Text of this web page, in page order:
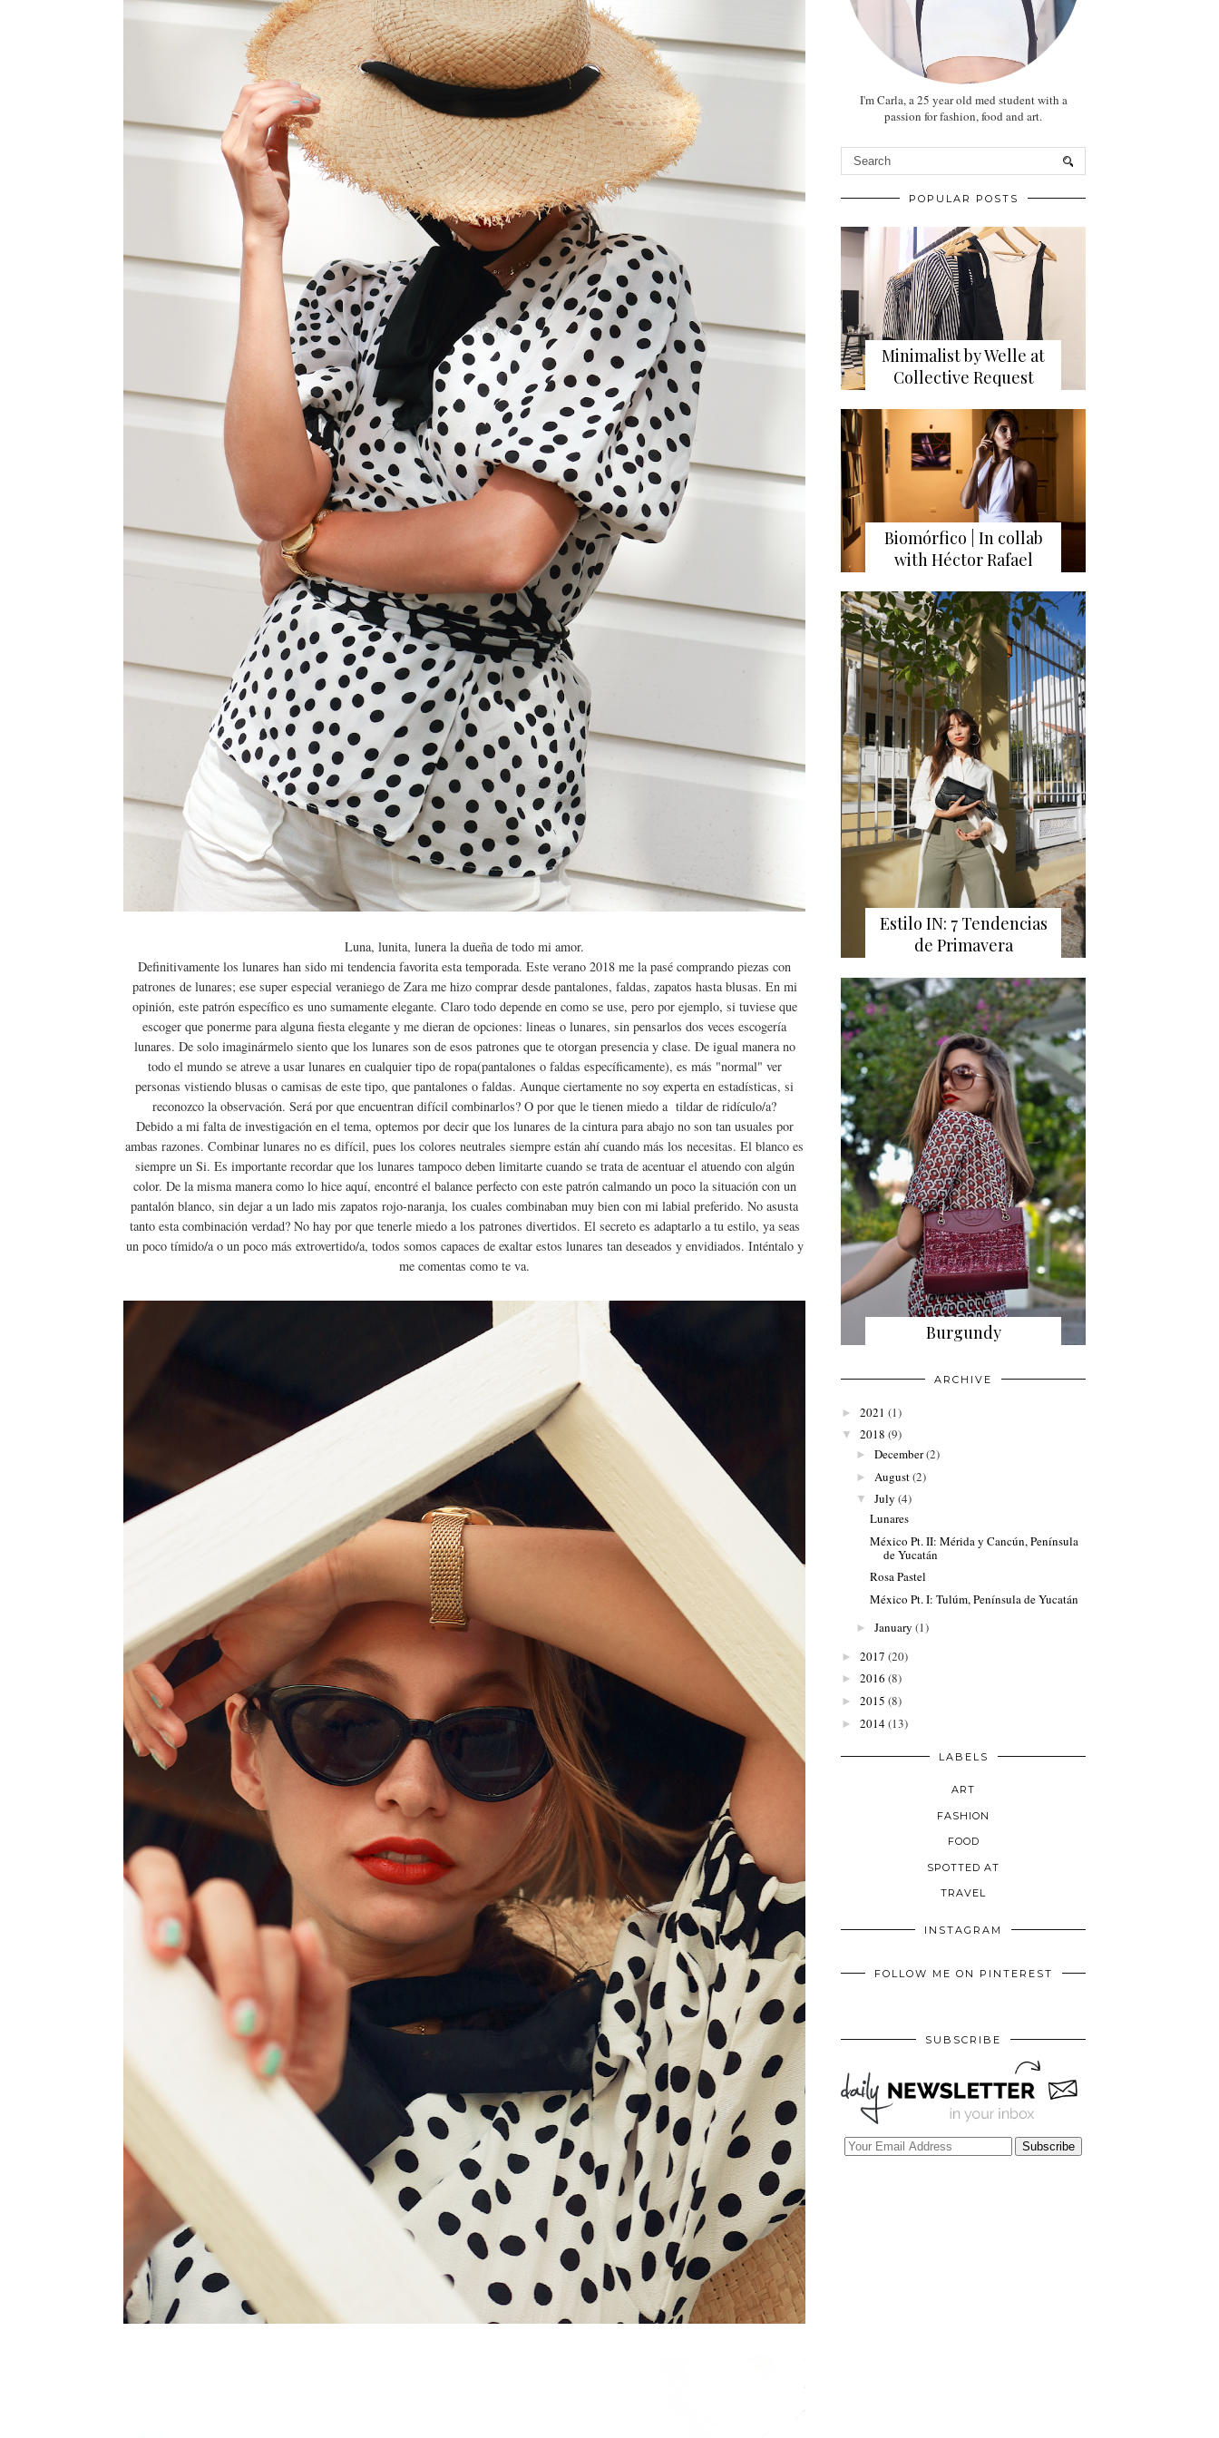
Luna, lunita, lunera la dueña de todo mi amor.
Definitivamente los lunares han sido mi tendencia favorita esta temporada. Este verano 2018 me la pasé comprando piezas con
patrones de lunares; ese super especial veraniego de Zara me hizo comprar desde pantalones, faldas, zapatos hasta blusas. En mi
opinión, este patrón específico es uno sumamente elegante. Claro todo depende en como se use, pero por ejemplo, si tuviese que
escoger que ponerme para alguna fiesta elegante y me dieran de opciones: lineas o lunares, sin pensarlos dos veces escogería
lunares. De solo imaginármelo siento que los lunares son de esos patrones que te otorgan presencia y clase. De igual manera no
todo el mundo se atreve a usar lunares en cualquier tipo de ropa(pantalones o faldas específicamente), es más "normal" ver
personas vistiendo blusas o camisas de este tipo, que pantalones o faldas. Aunque ciertamente no soy experta en estadísticas, si
reconozco la observación. Será por que encuentran difícil combinarlos? O por que le tienen miedo a tildar de ridículo/a?
Debido a mi falta de investigación en el tema, optemos por decir que los lunares de la cintura para abajo no son tan usuales por
ambas razones. Combinar lunares no es difícil, pues los colores neutrales siempre están ahí cuando más los necesitas. El blanco es
siempre un Si. Es importante recordar que los lunares tampoco deben limitarte cuando se trata de acentuar el atuendo con algún
color. De la misma manera como lo hice aquí, encontré el balance perfecto con este patrón calmando un poco la situación con un
pantalón blanco, sin dejar a un lado mis zapatos rojo-naranja, los cuales combinaban muy bien con mi labial preferido. No asusta
tanto esta combinación verdad? No hay por que tenerle miedo a los patrones divertidos. El secreto es adaptarlo a tu estilo, ya seas
un poco tímido/a o un poco más extrovertido/a, todos somos capaces de exaltar estos lunares tan deseados y envidiados. Inténtalo y
me comentas como te va.
I'm Carla, a 25 year old med student with a
passion for fashion, food and art.
POPULAR POSTS
Minimalist by Welle at
Collective Request
Biomórfico | In collab
with Héctor Rafael
Estilo IN: 7 Tendencias
de Primavera
Burgundy
ARCHIVE
► 2021 (1)
▼ 2018 (9)
► December(2)
► August(2)
▼ July (4)
Lunares
México Pt. II: Mérida y Cancún, Península
de Yucatán
Rosa Pastel
México Pt. I: Tulúm, Península de Yucatán
► January (1)
► 2017 (20)
► 2016 (8)
► 2015 (8)
► 2014(13)
LABELS
ART
FASHION
FOOD
SPOTTED AT
TRAVEL
INSTAGRAM
FOLLOW ME ON PINTEREST
SUBSCRIBE